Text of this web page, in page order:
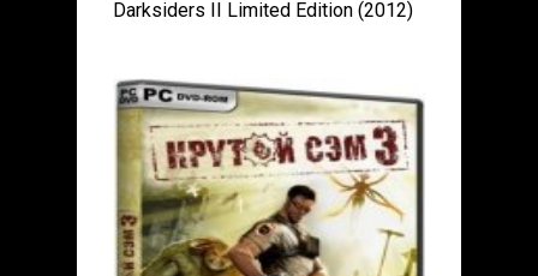
Darksiders II Limited Edition (2012)